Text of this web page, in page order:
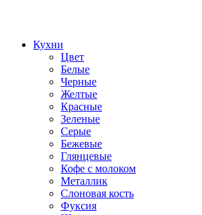
Кухни
Цвет
Белые
Черные
Желтые
Красные
Зеленые
Серые
Бежевые
Глянцевые
Кофе с молоком
Металлик
Слоновая кость
Фуксия